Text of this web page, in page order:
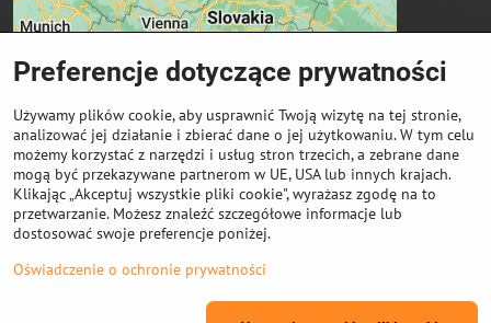
Ważne linki
Odkup cewek
2026Prawa autorskie
Preferencje dotyczące prywatności
Używamy plików cookie, aby usprawnić Twoją wizytę na tej stronie,
analizować jej działanie i zbierać dane o jej użytkowaniu. W tym celu
możemy korzystać z narzędzi i usług stron trzecich, a zebrane dane
mogą być przekazywane partnerom w UE, USA lub innych krajach.
Klikając „Akceptuj wszystkie pliki cookie", wyrażasz zgodę na to
przetwarzanie. Możesz znaleźć szczegółowe informacje lub
dostosować swoje preferencje poniżej.
Oświadczenie o ochronie prywatności